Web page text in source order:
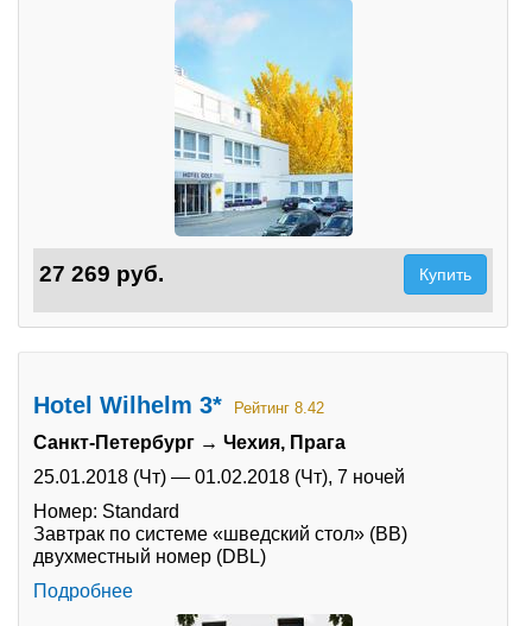
27 269 руб. Купить
Hotel Wilhelm 3* Рейтинг 8.42
Санкт-Петербург → Чехия, Прага
25.01.2018 (Чт) — 01.02.2018 (Чт), 7 ночей
Номер: Standard
Завтрак по системе «шведский стол» (BB)
двухместный номер (DBL)
Подробнее